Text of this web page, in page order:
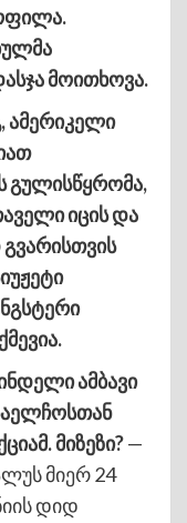
მოითხოვა.
ამერიკელი
გულისწყრომა,
იცის და
ამბავი
მიზეზი?—
მიერ 24
დიდ